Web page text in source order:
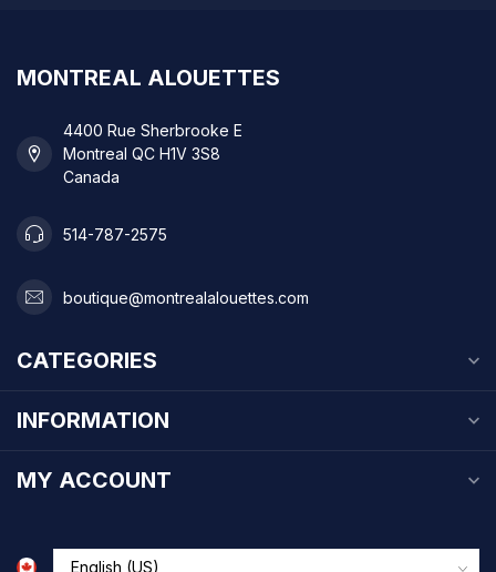
MONTREAL ALOUETTES
4400 Rue Sherbrooke E
Montreal QC H1V 3S8
Canada
514-787-2575
boutique@montrealalouettes.com
CATEGORIES
INFORMATION
MY ACCOUNT